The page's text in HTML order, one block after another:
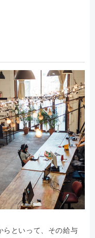
らといって、その給与